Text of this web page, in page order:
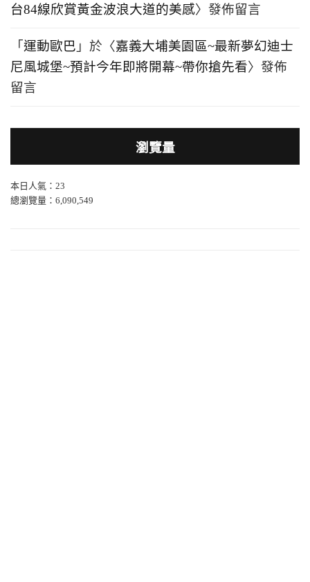
台84線欣賞黃金波浪大道的美感〉發佈留言
「 運動歐巴 」於〈嘉義大埔美園區~最新夢幻迪士
尼風城堡~預計今年即將開幕~帶你搶先看〉發佈
留言
瀏覽量
本日人氣：23
總瀏覽量：6,090,549